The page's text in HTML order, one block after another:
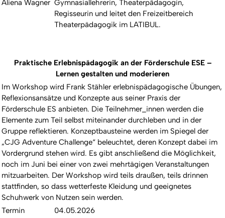
Aliena Wagner Gymnasiallehrerin, Theaterpädagogin,
Regisseurin und leitet den Freizeitbereich
Theaterpädagogik im LATIBUL.
Praktische Erlebnispädagogik an der Förderschule ESE –
Lernen gestalten und moderieren
Im Workshop wird Frank Stähler erlebnispädagogische Übungen,
Reflexionsansätze und Konzepte aus seiner Praxis der
Förderschule ES anbieten. Die Teilnehmer_innen werden die
Elemente zum Teil selbst miteinander durchleben und in der
Gruppe reflektieren. Konzeptbausteine werden im Spiegel der
„CJG Adventure Challenge“ beleuchtet, deren Konzept dabei im
Vordergrund stehen wird. Es gibt anschließend die Möglichkeit,
noch im Juni bei einer von zwei mehrtägigen Veranstaltungen
mitzuarbeiten. Der Workshop wird teils draußen, teils drinnen
stattfinden, so dass wetterfeste Kleidung und geeignetes
Schuhwerk von Nutzen sein werden.
Termin
04.05.2026